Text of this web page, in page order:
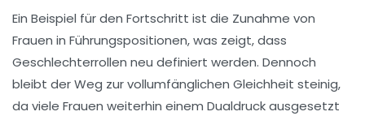
Ein Beispiel für den Fortschritt ist die Zunahme von
Frauen in Führungspositionen, was zeigt, dass
Geschlechterrollen neu definiert werden. Dennoch
bleibt der Weg zur vollumfänglichen Gleichheit steinig,
da viele Frauen weiterhin einem Dualdruck ausgesetzt